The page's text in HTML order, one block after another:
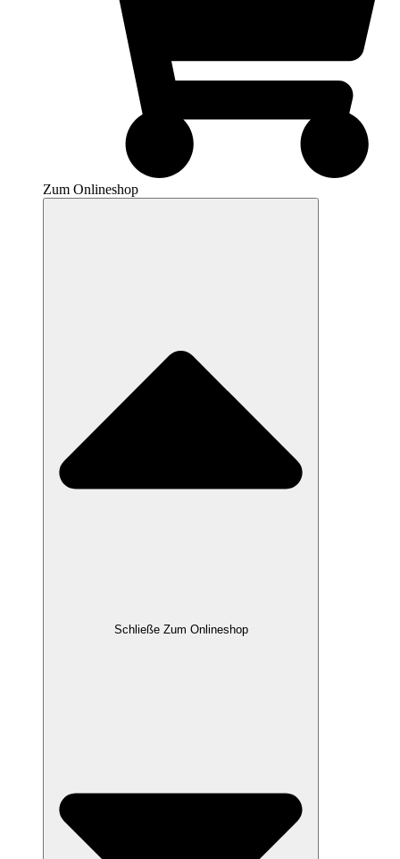
Zum Onlineshop
Schließe Zum Onlineshop